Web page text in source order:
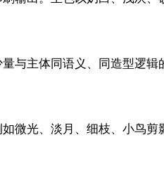
量与主体同语义、同造型
微光、淡月、细枝、小鸟